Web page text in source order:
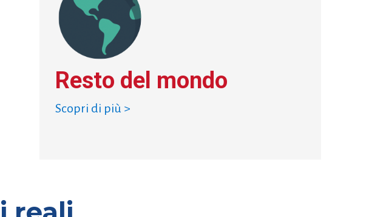
Resto del mondo
Scopri di più >